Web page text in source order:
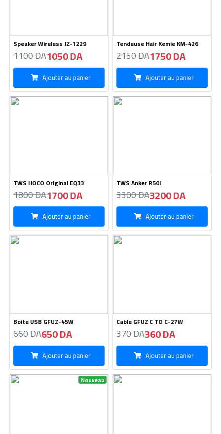
Speaker Wireless JZ-1229
1100 DA1050 DA
Ajouter au panier
Tendeuse Hair Kemie KM-426
2150 DA1750 DA
Ajouter au panier
TWS HOCO Original EQ33
1800 DA1700 DA
Ajouter au panier
TWS Anker R50i
3300 DA3200 DA
Ajouter au panier
Boite USB GFUZ-45W
660 DA650 DA
Ajouter au panier
Cable GFUZ C TO C-27W
370 DA360 DA
Ajouter au panier
Nouveau